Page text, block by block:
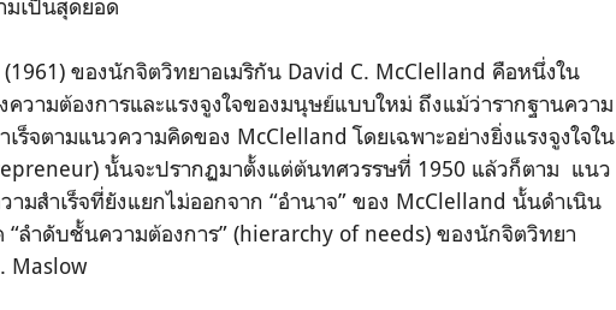
มเป็นสุดยอด
ของนักจิตวิทยาอเมริกัน David C. McClelland คือหนึ่งใน
วามต้องการและแรงจูงใจของมนุษย์แบบใหม่ ถึงแม้ว่ารากฐานความ
เร็จตามแนวความคิดของ McClelland โดยเฉพาะอย่างยิ่งแรงจูงใจใน
นั้นจะปรากฏมาตั้งแต่ต้นทศวรรษที่ 1950 แล้วก็ตาม แนว
ามสำเร็จที่ยังแยกไม่ออกจาก “อำนาจ” ของ McClelland นั้นดำเนิน
ลำดับชั้นความต้องการ” (hierarchy of needs) ของนักจิตวิทยา
Maslow